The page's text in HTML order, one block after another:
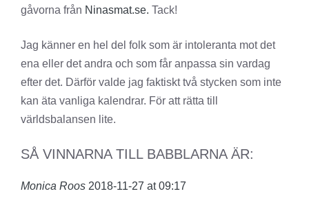
gåvorna från Ninasmat.se. Tack!
Jag känner en hel del folk som är intoleranta mot det
ena eller det andra och som får anpassa sin vardag
efter det. Därför valde jag faktiskt två stycken som inte
kan äta vanliga kalendrar. För att rätta till
världsbalansen lite.
SÅ VINNARNA TILL BABBLARNA ÄR:
Monica Roos 2018-11-27 at 09:17